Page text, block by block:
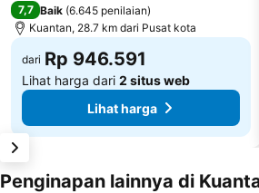
7,7 Baik (6.645 penilaian)
Kuantan, 28.7 km dari Pusat kota
dari Rp 946.591
Lihat harga dari 2 situs web
Lihat harga
Penginapan lainnya di